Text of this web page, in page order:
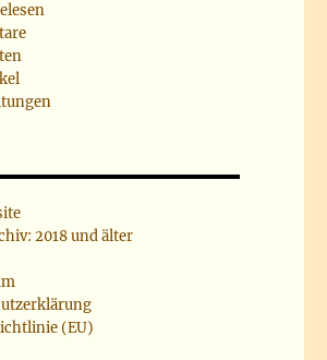
2018 und älter
(EU)